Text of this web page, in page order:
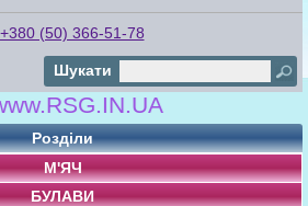
+380 (50) 366-51-78
Шукати
Розділи
М'ЯЧ
БУЛАВИ